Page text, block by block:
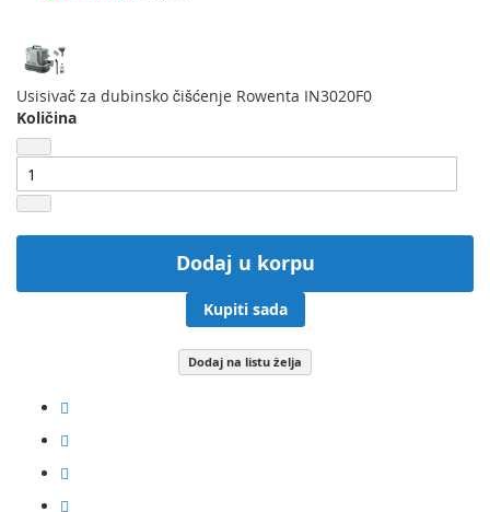
Usisivač za dubinsko čišćenje Rowenta IN3020F0
Količina
Dodaj u korpu
Kupiti sada
Dodaj na listu želja